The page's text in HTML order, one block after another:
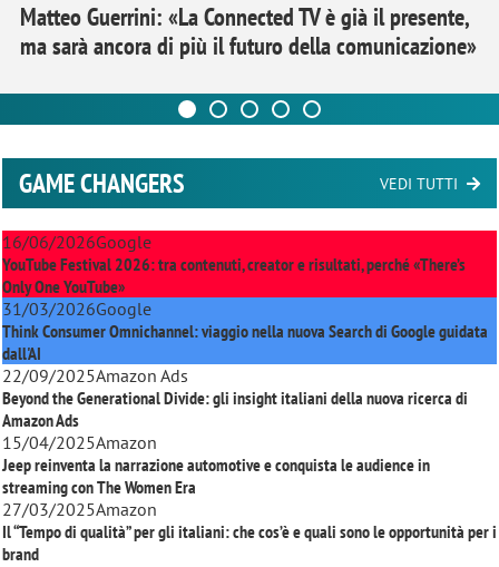
Matteo Guerrini: «La Connected TV è già il presente,
ma sarà ancora di più il futuro della comunicazione»
GAME CHANGERS VEDI TUTTI
16/06/2026Google
YouTube Festival 2026: tra contenuti, creator e risultati, perché «There’s
Only One YouTube»
31/03/2026Google
Think Consumer Omnichannel: viaggio nella nuova Search di Google guidata
dall'AI
22/09/2025Amazon Ads
Beyond the Generational Divide: gli insight italiani della nuova ricerca di
Amazon Ads
15/04/2025Amazon
Jeep reinventa la narrazione automotive e conquista le audience in
streaming conThe Women Era
27/03/2025Amazon
Il “Tempo di qualità” per gli italiani: che cos’è e quali sono le opportunità per i
brand